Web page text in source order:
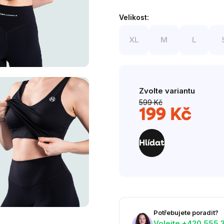
Velikost:
XL M L
Zvolte variantu
599 Kč
199 Kč
Hlídat
Potřebujete poradit?